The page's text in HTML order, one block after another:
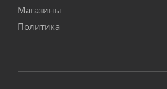
Магазины
Политика